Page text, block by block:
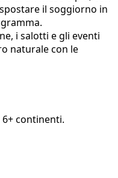
il soggiorno in
i salotti e gli eventi
naturale con le
continenti.